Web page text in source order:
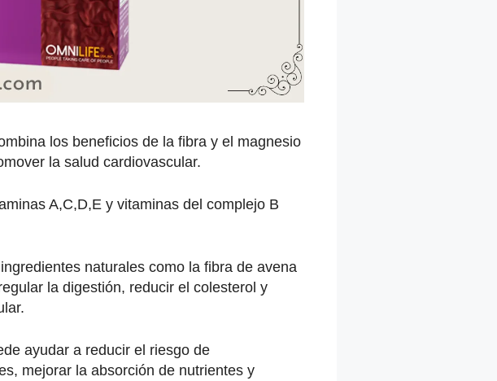
los beneficios de la fibra y el magnesio
la salud cardiovascular.
A,C,D,E y vitaminas del complejo B
naturales como la fibra de avena
la digestión, reducir el colesterol y
ayudar a reducir el riesgo de
mejorar la absorción de nutrientes y